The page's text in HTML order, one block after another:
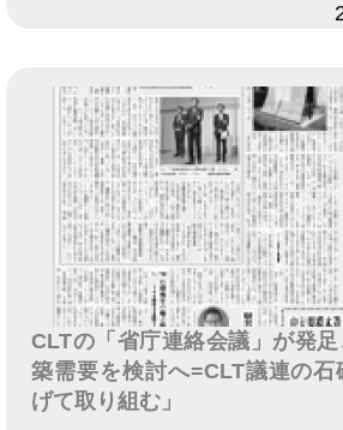
CLTの「省庁連絡会議」が発
築需要を検討へ=CLT議連の
げて取り組む」